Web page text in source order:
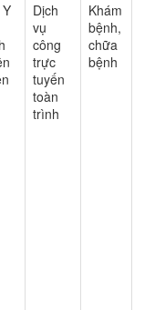
Dịch
vụ
công
trực
tuyến
toàn
trình
Khám
bệnh,
chữa
bệnh